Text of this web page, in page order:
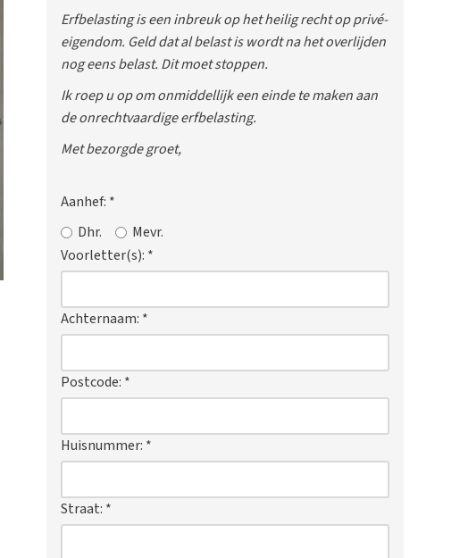
Erfbelasting is een inbreuk op het heilig recht op privé-
eigendom. Geld dat al belast is wordt na het overlijden
nog eens belast. Dit moet stoppen.
Ik roep u op om onmiddellijk een einde te maken aan
de onrechtvaardige erfbelasting.
Met bezorgde groet,
Aanhef: *
Dhr.
Mevr.
Voorletter(s): *
Achternaam: *
Postcode: *
Huisnummer: *
Straat: *